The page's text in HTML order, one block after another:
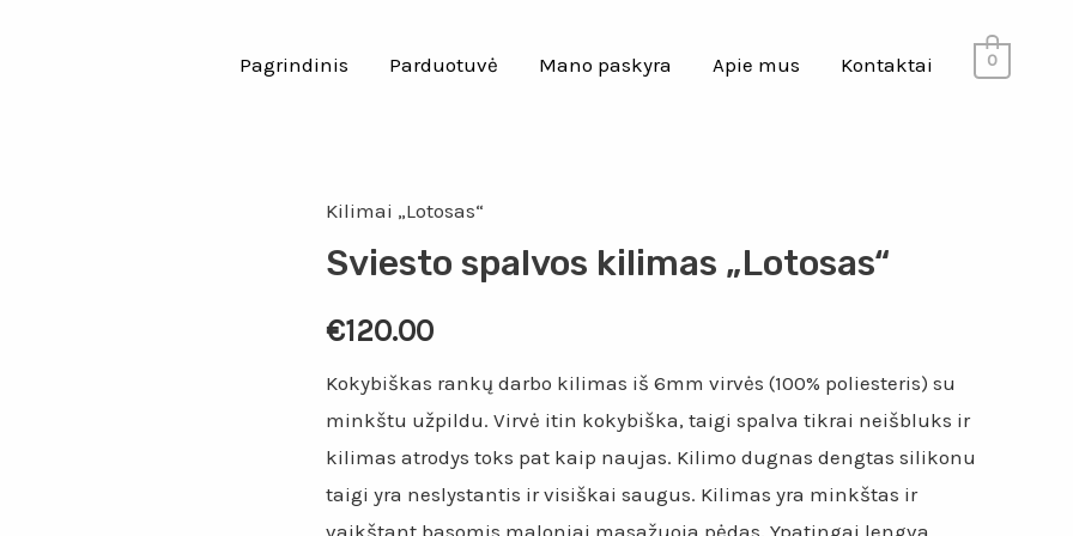
Pagrindinis Parduotuvė Mano paskyra Apie mus Kontaktai 0
Kilimai „Lotosas“
Sviesto spalvos kilimas „Lotosas“
€120.00
Kokybiškas rankų darbo kilimas iš 6mm virvės (100% poliesteris) su
minkštu užpildu. Virvė itin kokybiška, taigi spalva tikrai neišbluks ir
kilimas atrodys toks pat kaip naujas. Kilimo dugnas dengtas silikonu
taigi yra neslystantis ir visiškai saugus. Kilimas yra minkštas ir